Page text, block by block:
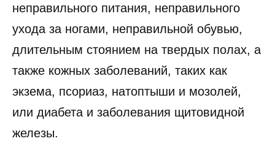
неправильного питания, неправильного
ухода за ногами, неправильной обувью,
длительным стоянием на твердых полах, а
также кожных заболеваний, таких как
экзема, псориаз, натоптыши и мозолей,
или диабета и заболевания щитовидной
железы.